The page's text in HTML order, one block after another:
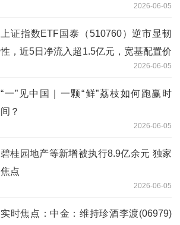
2026-06-05
上证指数ETF国泰（510760）逆市显韧
性，近5日净流入超1.5亿元，宽基配置价
2026-06-05
“一”见中国｜一颗“鲜”荔枝如何跑赢时
间？
2026-06-05
碧桂园地产等新增被执行8.9亿余元 独家
焦点
2026-06-05
实时焦点：中金：维持珍酒李渡(06979)